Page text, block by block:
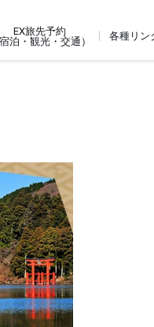
EX旅先予約
宿泊・観光・交通）
各種リン